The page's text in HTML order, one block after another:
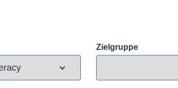
Zielgruppe